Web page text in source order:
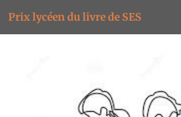
Prix lycéen du livre de SES